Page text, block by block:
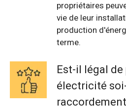
propriétaires
vie de leur
production
terme.
Est-il légal
électricité
raccordement